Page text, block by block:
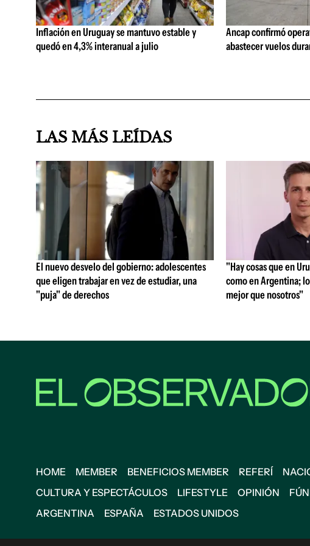
Inflación en Uruguay se mantuvo estable y
quedó en 4,3% interanual a julio
Ancap confirmó
abastecer vuelos
LAS MÁS LEÍDAS
El nuevo desvelo del gobierno: adolescentes
que eligen trabajar en vez de estudiar, una
"puja" de derechos
"Hay cosas que en
como en Argentina;
mejor que nosotros"
HOME MEMBER BENEFICIOS MEMBER REFERÍ
CULTURA Y ESPECTÁCULOS
LIFESTYLE OPINIÓN
ARGENTINA
ESPAÑA ESTADOS UNIDOS